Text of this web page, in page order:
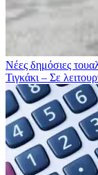
Νέες δημόσιες
Τιγκάκι – Σε